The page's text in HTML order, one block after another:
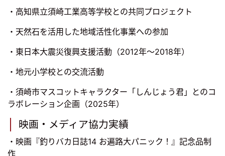
・高知県立須崎工業高等学校との共同プロジェクト
・天然石を活用した地域活性化事業への参加
・東日本大震災復興支援活動（2012年～2018年）
・地元小学校との交流活動
・須崎市マスコットキャラクター「しんじょう君」とのコ
ラボレーション企画（2025年）
映画・メディア協力実績
・映画『釣りバカ日誌14 お遍路大パニック！』記念品制
作